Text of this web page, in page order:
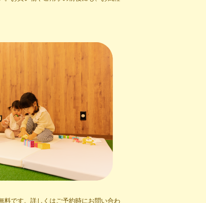
料です。詳しくはご予約時にお問い合わ